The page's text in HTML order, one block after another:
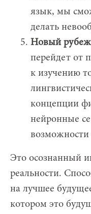
язык, мы
делать
Новый рубеж
перейдет от
к изучению
концепции
нейронные
возможности
Это осознанный
реальности.
на лучшее
котором это